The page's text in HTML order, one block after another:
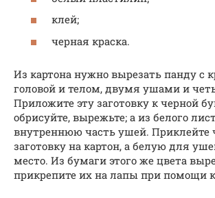
клей;
черная краска.
Из картона нужно вырезать панду с
головой и телом, двумя ушами и
Приложите эту заготовку к черной
обрисуйте, вырежьте; а из белого
внутреннюю часть ушей. Приклейте
заготовку на картон, а белую для
место. Из бумаги этого же цвета
прикрепите их на лапы при помощи